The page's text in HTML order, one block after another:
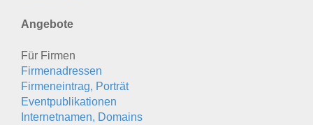
Angebote
Für Firmen
Firmenadressen
Firmeneintrag, Porträt
Eventpublikationen
Internetnamen, Domains